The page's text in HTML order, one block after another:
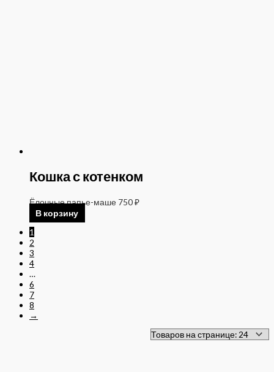
Кошка с котенком
Ёлочные папье-маше 750₽
В корзину
1
2
3
4
…
6
7
8
→